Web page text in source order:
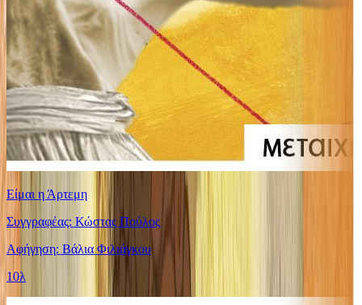
Είμαι η Άρτεμη
Συγγραφέας: Κώστας Πούλος
Αφήγηση: Βάλια Φιλιάγκου
10λ